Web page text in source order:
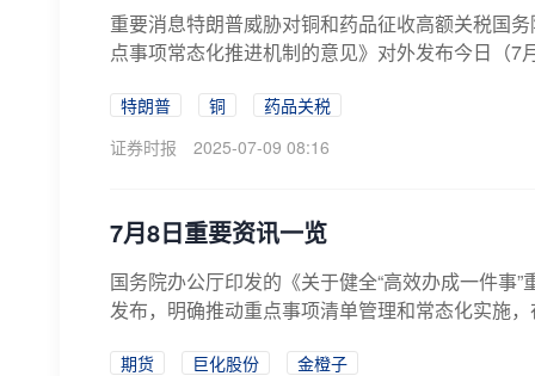
重要消息特朗普威胁对铜和药品征收高额关税国
点事项常态化推进机制的意见》对外发布今日（
特朗普 铜
药品关税
证券时报
2025-07-09 08:16
7月8日重要资讯一览
国务院办公厅印发的《关于健全“高效办成一件事
发布，明确推动重点事项清单管理和常态化实施
期货 巨化股份
金橙子